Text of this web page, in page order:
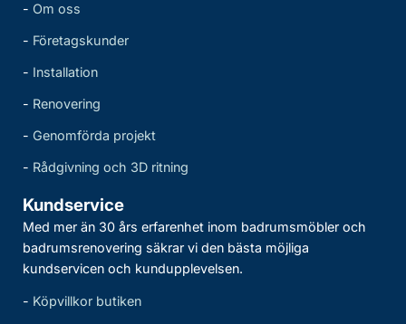
- Om oss
- Företagskunder
- Installation
- Renovering
- Genomförda projekt
- Rådgivning och 3D ritning
Kundservice
Med mer än 30 års erfarenhet inom badrumsmöbler och
badrumsrenovering säkrar vi den bästa möjliga
kundservicen och kundupplevelsen.
- Köpvillkor butiken